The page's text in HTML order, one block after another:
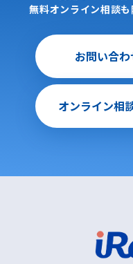
無料オンライン相談も
お問い合
オンライン相